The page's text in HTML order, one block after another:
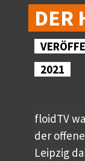
DER
2021
floidTV
der
Leipzig